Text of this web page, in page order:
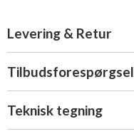
Levering & Retur
Tilbudsforespørgsel
Teknisk tegning